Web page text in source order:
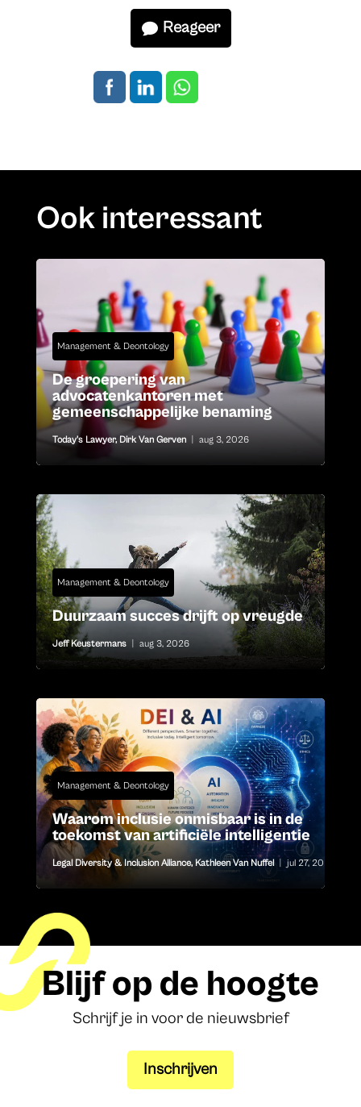
Reageer
Ook interessant
Management & Deontology
De groepering van
advocatenkantoren met
gemeenschappelijke benaming
Today's Lawyer, Dirk Van Gerven aug 3, 2026
Management & Deontology
Duurzaam succes drijft op vreugde
Jeff Keustermans aug 3, 2026
Management & Deontology
Waarom inclusie onmisbaar is in de
toekomst van artificiële intelligentie
Legal Diversity & Inclusion Alliance, Kathleen Van Nuffel jul 27, 2026
Blijf op de hoogte
Schrijf je in voor de nieuwsbrief
Inschrijven